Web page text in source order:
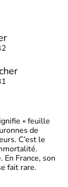
« feuille
de
C’est le
France, son
fait rare.